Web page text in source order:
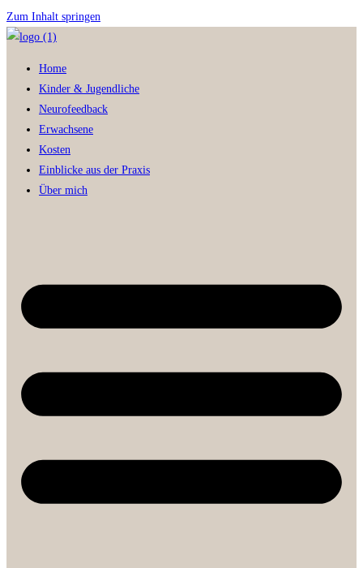
Zum Inhalt springen
Home
Kinder & Jugendliche
Neurofeedback
Erwachsene
Kosten
Einblicke aus der Praxis
Über mich